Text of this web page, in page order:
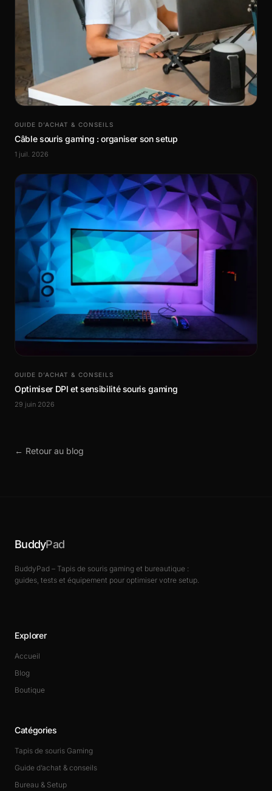
GUIDE D’ACHAT & CONSEILS
Câble souris gaming : organiser son setup
1 juil. 2026
GUIDE D’ACHAT & CONSEILS
Optimiser DPI et sensibilité souris gaming
29 juin 2026
← Retour au blog
BuddyPad
BuddyPad – Tapis de souris gaming et bureautique :
guides, tests et équipement pour optimiser votre setup.
Explorer
Accueil
Blog
Boutique
Catégories
Tapis de souris Gaming
Guide d’achat & conseils
Bureau & Setup